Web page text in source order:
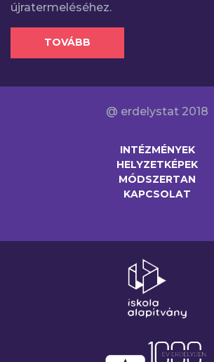
újratermeléséhez.
TOVÁBB
@ erdelystat 2018
INTÉZMÉNYEK
HELYZETKÉPEK
MÓDSZERTAN
KAPCSOLAT